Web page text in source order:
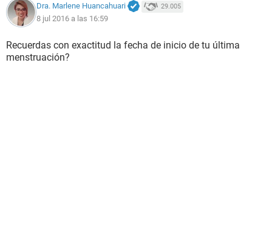
Dra. Marlene Huancahuari 29.005
8 jul 2016 a las 16:59
Recuerdas con exactitud la fecha de inicio de tu última
menstruación?